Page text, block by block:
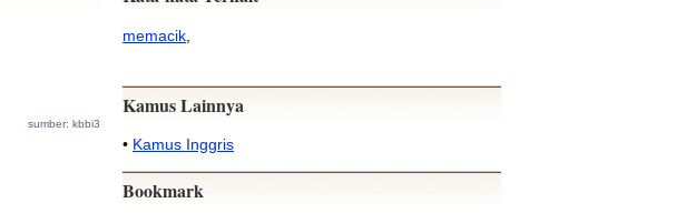
sumber: kbbi3
memacik
Kamus Lainnya
• Kamus Inggris
Bookmark